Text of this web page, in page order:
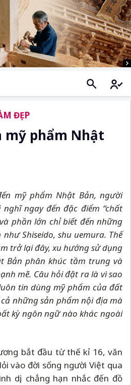
ĐẸP
mỹ phẩm Nhật
mỹ phẩm Nhật Bản, người
nghĩ ngay đến đặc điểm “chất
phần lớn chỉ biết đến những
Shiseido, shu uemura. Thế
trở lại đây, xu hướng sử dụng
Bản phân khúc tầm trung và
mẽ. Câu hỏi đặt ra là vì sao
tin dùng mỹ phẩm của đất
những sản phẩm nội địa mà
kỳ ngôn ngữ nào khác ngoài
bắt đầu từ thế kỉ 16, văn
vào đời sống người Việt qua
dị, chẳng hạn nhắc đến đồ